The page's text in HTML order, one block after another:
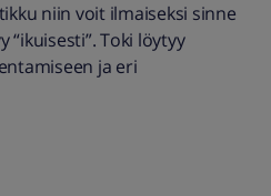
niin voit ilmaiseksi sinne
Toki löytyy
ja eri